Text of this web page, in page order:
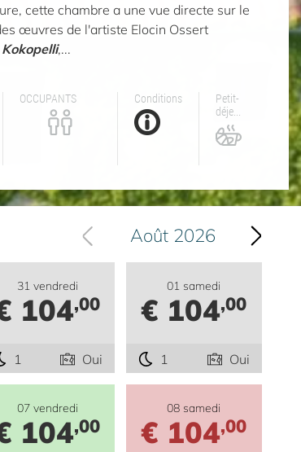
cette chambre a une vue directe sur le
œuvres de l'artiste Elocin Ossert
Kokopelli,...
OCCUPANTS Conditions
Petit-
déje...
Août 2026
31 vendredi
104,00
1 Oui
01 samedi
€ 104,00
1 Oui
07 vendredi
104,00
08 samedi
€ 104,00